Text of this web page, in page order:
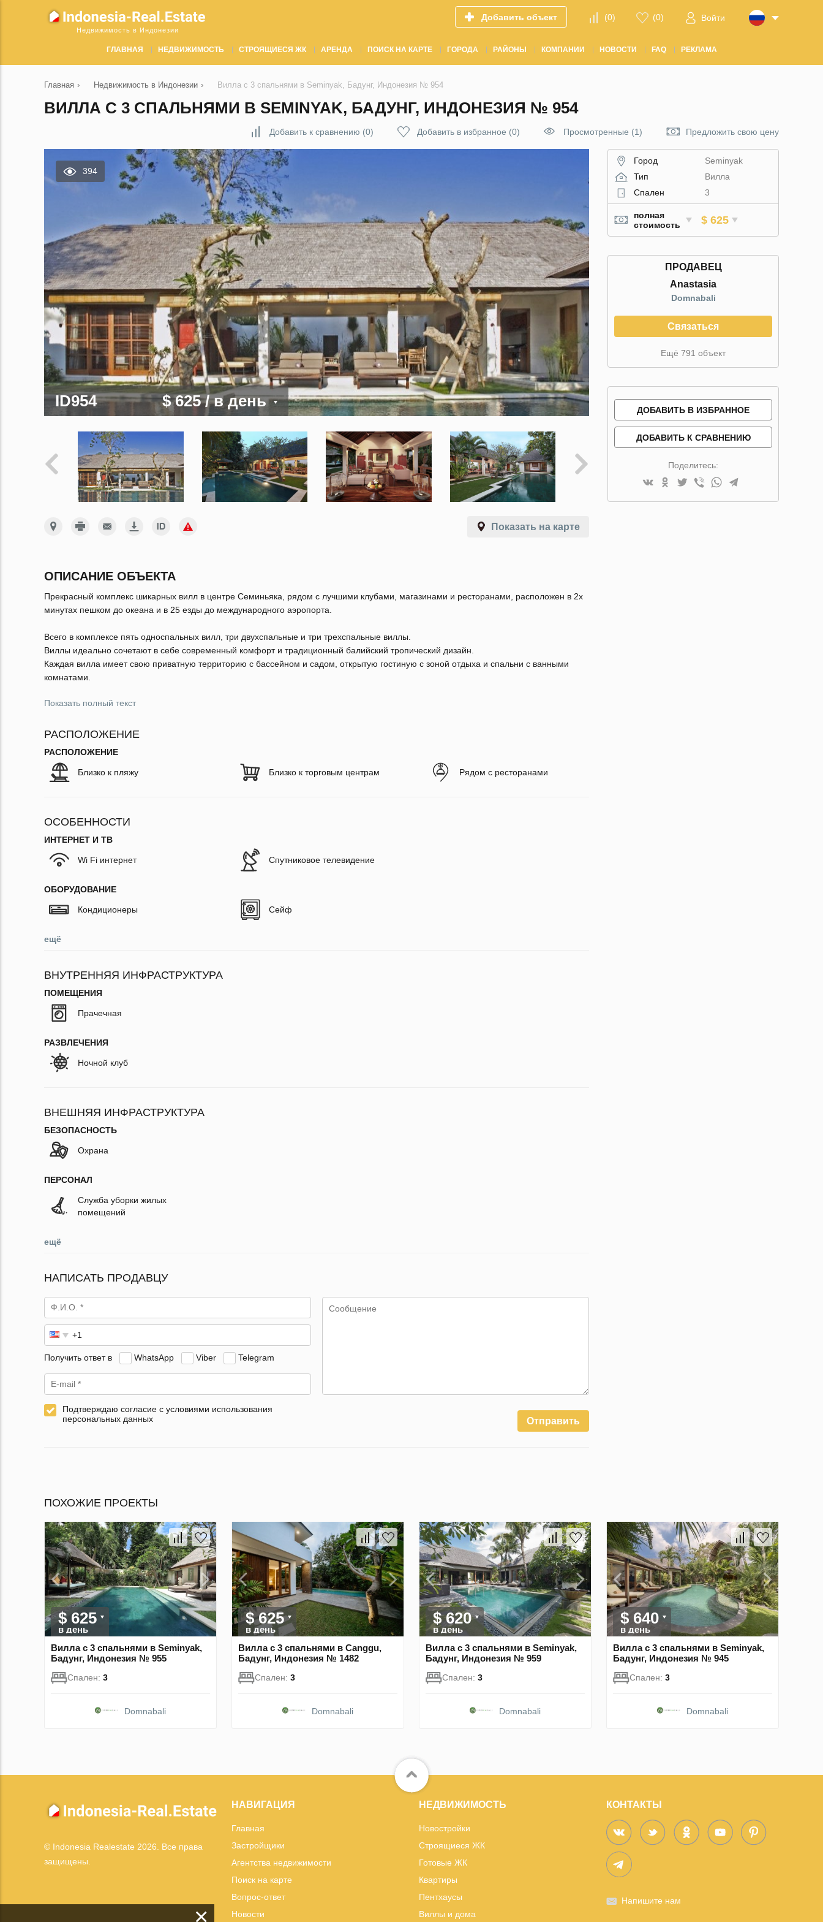
Недвижимость в Индонезии
Добавить объект (0) (0) Войти
ГЛАВНАЯ НЕДВИЖИМОСТЬ СТРОЯЩИЕСЯ ЖК АРЕНДА ПОИСК НА КАРТЕ ГОРОДА РАЙОНЫ КОМПАНИИ НОВОСТИ FAQ РЕКЛАМА
Главная › Недвижимость в Индонезии › Вилла с 3 спальнями в Seminyak, Бадунг, Индонезия № 954
ВИЛЛА С 3 СПАЛЬНЯМИ В SEMINYAK, БАДУНГ, ИНДОНЕЗИЯ № 954
Добавить к сравнению (0) Добавить в избранное (0) Просмотренные (1) Предложить свою цену
394
ID954 $ 625/ в день
Показать на карте
ОПИСАНИЕ ОБЪЕКТА
Прекрасный комплекс шикарных вилл в центре Семиньяка, рядом с лучшими клубами, магазинами и ресторанами, расположен в 2х
минутах пешком до океана и в 25 езды до международного аэропорта.
Всего в комплексе пять односпальных вилл, три двухспальные и три трехспальные виллы.
Виллы идеально сочетают в себе современный комфорт и традиционный балийский тропический дизайн.
Каждая вилла имеет свою приватную территорию с бассейном и садом, открытую гостиную с зоной отдыха и спальни с ванными
комнатами.
Показать полный текст
РАСПОЛОЖЕНИЕ
РАСПОЛОЖЕНИЕ
Близко к пляжу Близко к торговым центрам Рядом с ресторанами
ОСОБЕННОСТИ
ИНТЕРНЕТ И ТВ
Wi Fi интернет Спутниковое телевидение
ОБОРУДОВАНИЕ
Кондиционеры Сейф
ещё
ВНУТРЕННЯЯ ИНФРАСТРУКТУРА
ПОМЕЩЕНИЯ
Прачечная
РАЗВЛЕЧЕНИЯ
Ночной клуб
ВНЕШНЯЯ ИНФРАСТРУКТУРА
БЕЗОПАСНОСТЬ
Охрана
ПЕРСОНАЛ
Служба уборки жилых
помещений
ещё
НАПИСАТЬ ПРОДАВЦУ
Получить ответ в WhatsApp Viber Telegram
Подтверждаю согласие с условиями использования
персональных данных
Отправить
Город
Seminyak
Тип
Вилла
Спален
3
полная
стоимость
$ 625
ПРОДАВЕЦ
Anastasia
Domnabali
Связаться
Ещё 791 объект
ДОБАВИТЬ В ИЗБРАННОЕ
ДОБАВИТЬ К СРАВНЕНИЮ
Поделитесь:
ПОХОЖИЕ ПРОЕКТЫ
$ 625
в день
Вилла с 3 спальнями в Seminyak,
Бадунг, Индонезия № 955
Спален: 3
Domnabali
$ 625
в день
Вилла с 3 спальнями в Canggu,
Бадунг, Индонезия № 1482
Спален: 3
Domnabali
$ 620
в день
Вилла с 3 спальнями в Seminyak,
Бадунг, Индонезия № 959
Спален: 3
Domnabali
$ 640
в день
Вилла с 3 спальнями в Seminyak,
Бадунг, Индонезия № 945
Спален: 3
Domnabali
© Indonesia Realestate 2026. Все права
защищены.
НАВИГАЦИЯ
Главная
Застройщики
Агентства недвижимости
Поиск на карте
Вопрос-ответ
Новости
НЕДВИЖИМОСТЬ
Новостройки
Строящиеся ЖК
Готовые ЖК
Квартиры
Пентхаусы
Виллы и дома
КОНТАКТЫ
Напишите нам
×